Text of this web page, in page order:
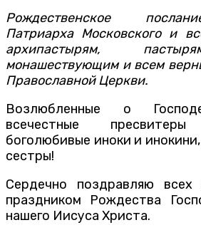
Рождественское
Патриарха Московского и
архипастырям,
монашествующим и всем
Православной Церкви.
Возлюбленные о
всечестные
боголюбивые иноки и
сестры!
Сердечно поздравляю
праздником Рождества
нашего Иисуса Христа.